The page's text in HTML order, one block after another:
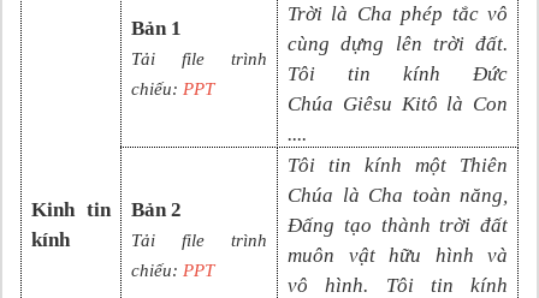
Kinh tin
kính
Bản 1
Tải file trình
chiếu: PPT
Trời là Cha phép tắc vô
cùng dựng lên trời đất.
Tôi tin kính Đức
Chúa Giêsu Kitô là Con
....
Bản 2
Tải file trình
chiếu: PPT
Tôi tin kính một Thiên
Chúa là Cha toàn năng,
Đấng tạo thành trời đất
muôn vật hữu hình và
vô hình. Tôi tin kính